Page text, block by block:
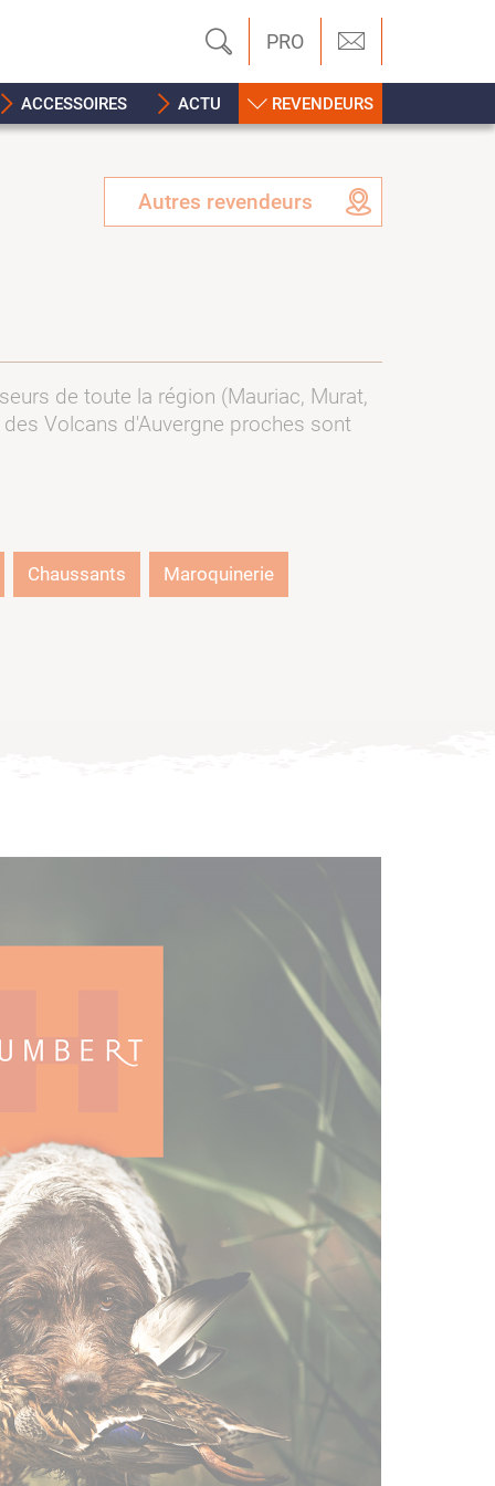
PRO
ACCESSOIRES ACTU REVENDEURS
Autres revendeurs
de toute la région (Mauriac, Murat,
Volcans d'Auvergne proches sont
Chaussants Maroquinerie